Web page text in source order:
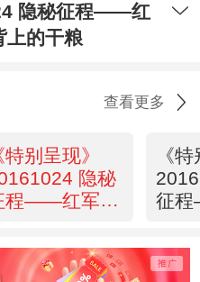
隐秘征程——红
上的干粮
查看更多
特别呈现》
隐秘
程——红军长
背上的干粮
《
征
集